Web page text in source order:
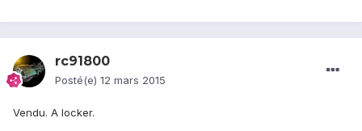
rc91800
Posté(e) 12 mars 2015
Vendu. A locker.